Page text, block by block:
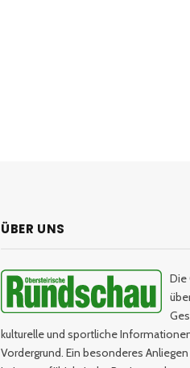
ÜBER UNS
Die
kulturelle und sportliche
Vordergrund. Ein besonderes